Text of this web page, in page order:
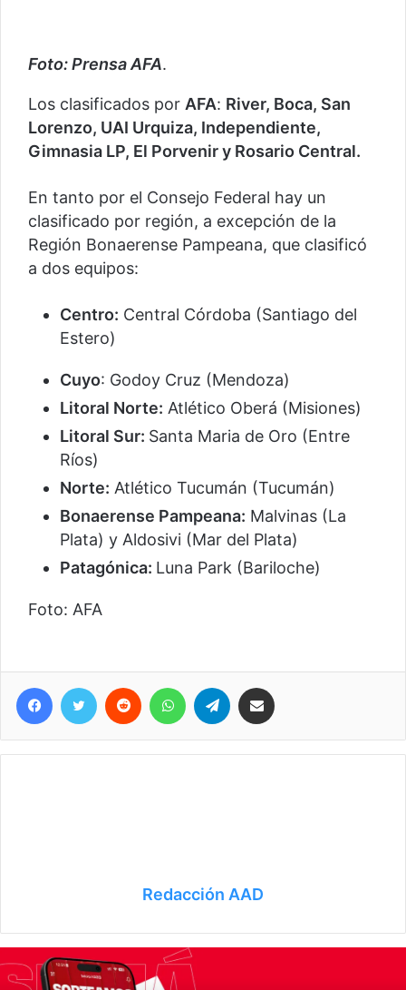
Foto: Prensa AFA.
Los clasificados por AFA: River, Boca, San
Lorenzo, UAI Urquiza, Independiente,
Gimnasia LP, El Porvenir y Rosario Central.
En tanto por el Consejo Federal hay un
clasificado por región, a excepción de la
Región Bonaerense Pampeana, que clasificó
a dos equipos:
Centro: Central Córdoba (Santiago del
Estero)
Cuyo: Godoy Cruz (Mendoza)
Litoral Norte: Atlético Oberá (Misiones)
Litoral Sur: Santa Maria de Oro (Entre
Ríos)
Norte: Atlético Tucumán (Tucumán)
Bonaerense Pampeana: Malvinas (La
Plata) y Aldosivi (Mar del Plata)
Patagónica: Luna Park (Bariloche)
Foto: AFA
Facebook
Twitter Reddit WhatsAppTelegram
Redacción AAD